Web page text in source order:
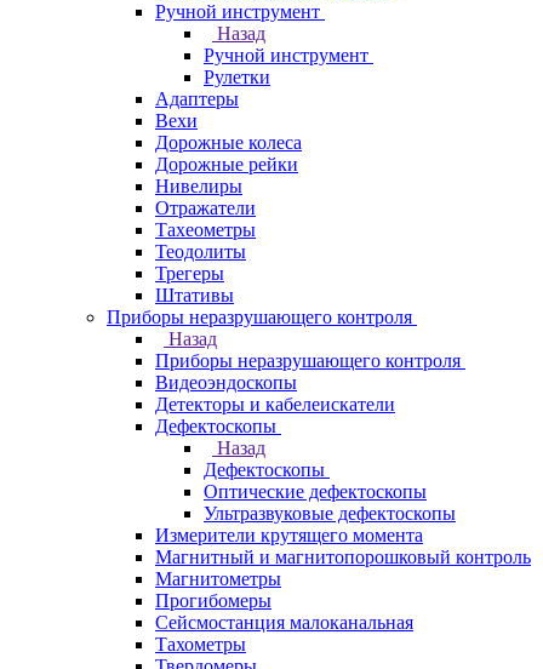
Ручной инструмент
Назад
Ручной инструмент
Рулетки
Адаптеры
Вехи
Дорожные колеса
Дорожные рейки
Нивелиры
Отражатели
Тахеометры
Теодолиты
Трегеры
Штативы
Приборы неразрушающего контроля
Назад
Приборы неразрушающего контроля
Видеоэндоскопы
Детекторы и кабелеискатели
Дефектоскопы
Назад
Дефектоскопы
Оптические дефектоскопы
Ультразвуковые дефектоскопы
Измерители крутящего момента
Магнитный и магнитопорошковый контроль
Магнитометры
Прогибомеры
Сейсмостанция малоканальная
Тахометры